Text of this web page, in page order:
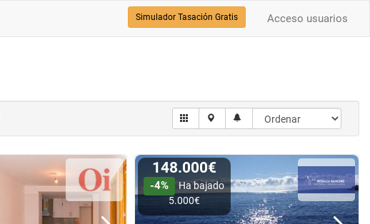
Acceso usuarios
Simulador Tasación Gratis
148.000€
-4%
Ha bajado
5.000€